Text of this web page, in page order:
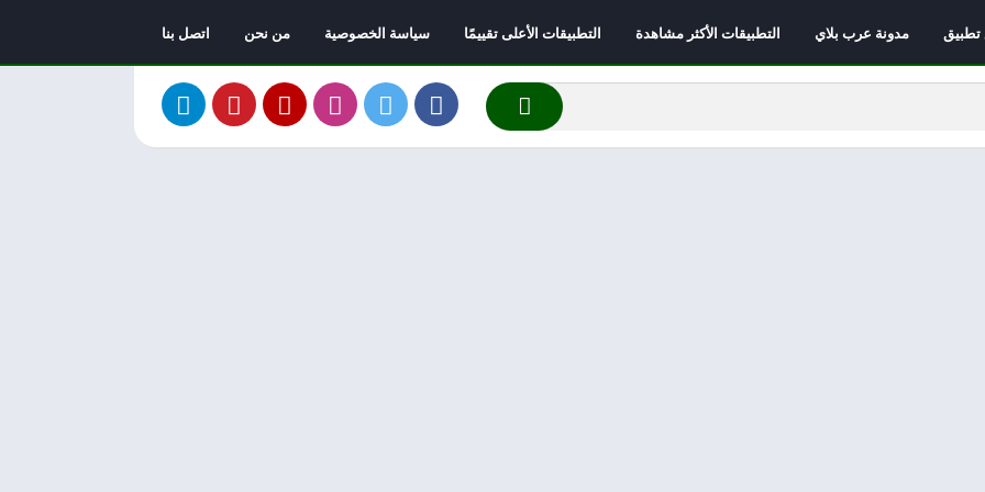
تطبيق مدونة عرب بلاي التطبيقات الأكثر مشاهدة التطبيقات الأعلى تقييمًا سياسة الخصوصية من نحن اتصل بنا